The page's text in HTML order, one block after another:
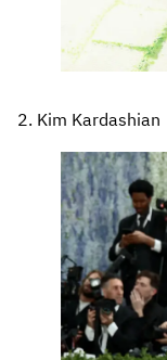
2. Kim Kardashian